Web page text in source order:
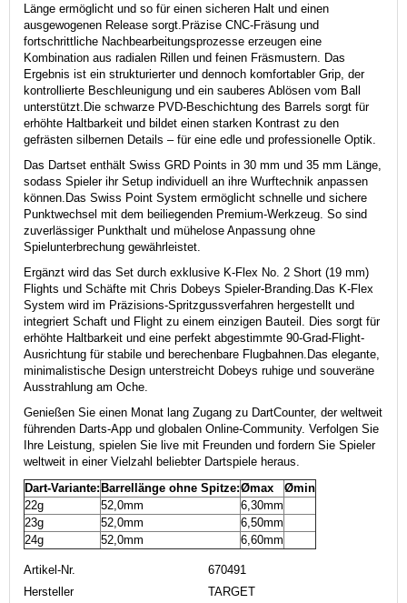
Länge ermöglicht und so für einen sicheren Halt und einen
ausgewogenen Release sorgt. Präzise CNC-Fräsung und
fortschrittliche Nachbearbeitungsprozesse erzeugen eine
Kombination aus radialen Rillen und feinen Fräsmustern. Das
Ergebnis ist ein strukturierter und dennoch komfortabler Grip, der
kontrollierte Beschleunigung und ein sauberes Ablösen vom Ball
unterstützt. Die schwarze PVD-Beschichtung des Barrels sorgt für
erhöhte Haltbarkeit und bildet einen starken Kontrast zu den
gefrästen silbernen Details – für eine edle und professionelle Optik.
Das Dartset enthält Swiss GRD Points in 30 mm und 35 mm Länge,
sodass Spieler ihr Setup individuell an ihre Wurftechnik anpassen
können. Das Swiss Point System ermöglicht schnelle und sichere
Punktwechsel mit dem beiliegenden Premium-Werkzeug. So sind
zuverlässiger Punkthalt und mühelose Anpassung ohne
Spielunterbrechung gewährleistet.
Ergänzt wird das Set durch exklusive K-Flex No. 2 Short (19 mm)
Flights und Schäfte mit Chris Dobeys Spieler-Branding. Das K-Flex
System wird im Präzisions-Spritzgussverfahren hergestellt und
integriert Schaft und Flight zu einem einzigen Bauteil. Dies sorgt für
erhöhte Haltbarkeit und eine perfekt abgestimmte 90-Grad-Flight-
Ausrichtung für stabile und berechenbare Flugbahnen. Das elegante,
minimalistische Design unterstreicht Dobeys ruhige und souveräne
Ausstrahlung am Oche.
Genießen Sie einen Monat lang Zugang zu DartCounter, der weltweit
führenden Darts-App und globalen Online-Community. Verfolgen Sie
Ihre Leistung, spielen Sie live mit Freunden und fordern Sie Spieler
weltweit in einer Vielzahl beliebter Dartspiele heraus.
Dart-Variante:Barrellänge ohne Spitze:Ømax
Ømin
22g
52,0mm
6,30mm
23g
52,0mm
6,50mm
24g
52,0mm 6,60mm
Artikel-Nr.
670491
Hersteller
TARGET